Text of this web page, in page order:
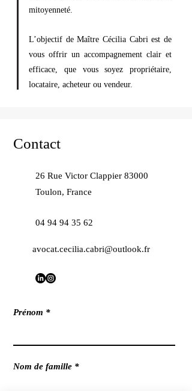
mitoyenneté.
L’objectif de Maître Cécilia Cabri est de
vous offrir un accompagnement clair et
efficace, que vous soyez propriétaire,
locataire, acheteur ou vendeur.
Contact
26 Rue Victor Clappier 83000
Toulon, France
04 94 94 35 62
avocat.cecilia.cabri@outlook.fr
Prénom
Nom de famille